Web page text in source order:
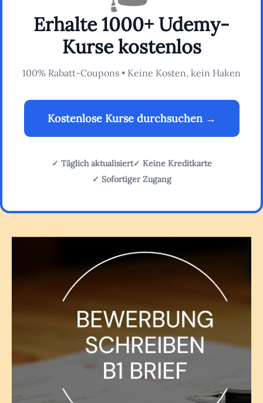
Erhalte 1000+ Udemy-
Kurse kostenlos
100% Rabatt-Coupons • Keine Kosten, kein Haken
Kostenlose Kurse durchsuchen →
✓ Täglich aktualisiert✓ Keine Kreditkarte
✓ Sofortiger Zugang